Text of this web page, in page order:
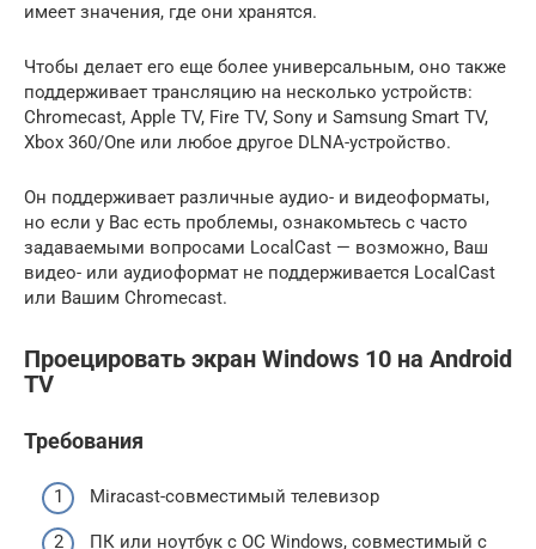
имеет значения, где они хранятся.
Чтобы делает его еще более универсальным, оно также
поддерживает трансляцию на несколько устройств:
Chromecast, Apple TV, Fire TV, Sony и Samsung Smart TV,
Xbox 360/One или любое другое DLNA-устройство.
Он поддерживает различные аудио- и видеоформаты,
но если у Вас есть проблемы, ознакомьтесь с часто
задаваемыми вопросами LocalCast — возможно, Ваш
видео- или аудиоформат не поддерживается LocalCast
или Вашим Chromecast.
Проецировать экран Windows 10 на Android
TV
Требования
Miracast-совместимый телевизор
ПК или ноутбук с ОС Windows, совместимый с